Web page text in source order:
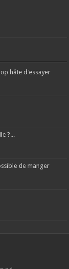
hâte d'essayer
?...
de manger